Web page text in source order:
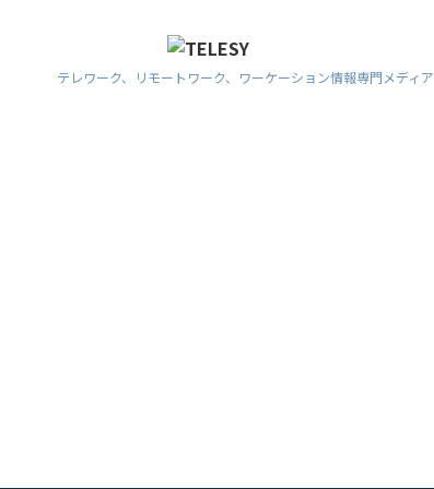
テレワーク、リモートワーク、ワーケーション情報専門メディア